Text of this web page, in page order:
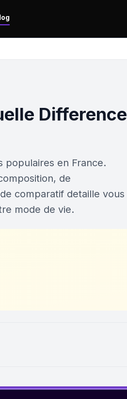
Difference
populaires en France.
de
comparatif detaille vous
mode de vie.